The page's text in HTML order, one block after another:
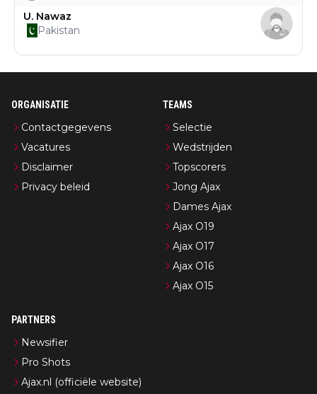
U. Nawaz
Pakistan
ORGANISATIE
Contactgegevens
Vacatures
Disclaimer
Privacy beleid
TEAMS
Selectie
Wedstrijden
Topscorers
Jong Ajax
Dames Ajax
Ajax O19
Ajax O17
Ajax O16
Ajax O15
PARTNERS
Newsifier
Pro Shots
Ajax.nl (officiële website)